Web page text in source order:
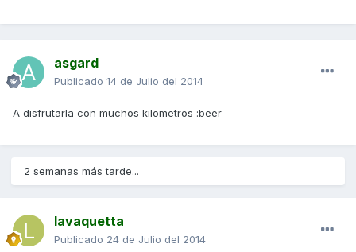
asgard
Publicado 14 de Julio del 2014
A disfrutarla con muchos kilometros :beer
2 semanas más tarde...
lavaquetta
Publicado 24 de Julio del 2014